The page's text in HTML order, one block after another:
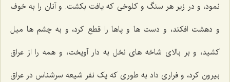
نمود، و در زیر هر سنگ و کلوخى که یافت بکشت. و آنان را به خوف
و دهشت افکند، و دست ها و پاها را قطع کرد، و به چشم ها میل
کشید، و بر بالاى شاخه‌ هاى نخل به دار آویخت، و همه را از عراق
بیرون کرد، و فرارى داد به طورى که یک نفر شیعه سرشناس در عراق